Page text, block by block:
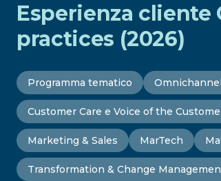
Esperienza cliente
practices (2026)
Programma tematico
Customer Care e Voice of the
Marketing & Sales MarTech
Transformation & Change